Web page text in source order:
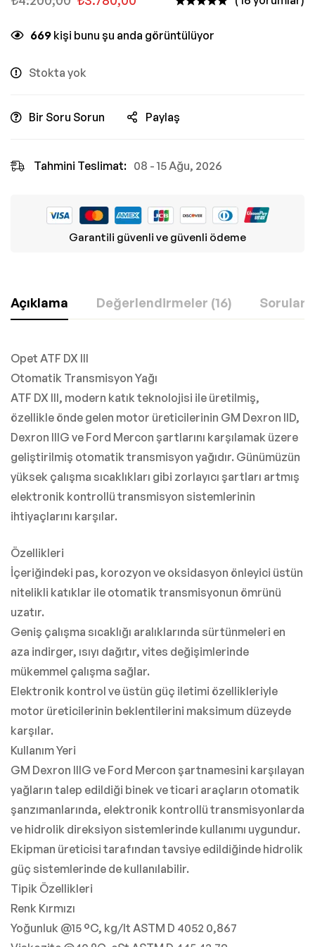
669 kişi bunu şu anda görüntülüyor
Stokta yok
Bir Soru Sorun Paylaş
Tahmini Teslimat: 08 - 15 Ağu, 2026
Garantili güvenli ve güvenli ödeme
Açıklama Değerlendirmeler (16) Sorular
Opet ATF DX III
Otomatik Transmisyon Yağı
ATF DX III, modern katık teknolojisi ile üretilmiş,
özellikle önde gelen motor üreticilerinin GM Dexron IID,
Dexron IIIG ve Ford Mercon şartlarını karşılamak üzere
geliştirilmiş otomatik transmisyon yağıdır. Günümüzün
yüksek çalışma sıcaklıkları gibi zorlayıcı şartları artmış
elektronik kontrollü transmisyon sistemlerinin
ihtiyaçlarını karşılar.
Özellikleri
İçeriğindeki pas, korozyon ve oksidasyon önleyici üstün
nitelikli katıklar ile otomatik transmisyonun ömrünü
uzatır.
Geniş çalışma sıcaklığı aralıklarında sürtünmeleri en
aza indirger, ısıyı dağıtır, vites değişimlerinde
mükemmel çalışma sağlar.
Elektronik kontrol ve üstün güç iletimi özellikleriyle
motor üreticilerinin beklentilerini maksimum düzeyde
karşılar.
Kullanım Yeri
GM Dexron IIIG ve Ford Mercon şartnamesini karşılayan
yağların talep edildiği binek ve ticari araçların otomatik
şanzımanlarında, elektronik kontrollü transmisyonlarda
ve hidrolik direksiyon sistemlerinde kullanımı uygundur.
Ekipman üreticisi tarafından tavsiye edildiğinde hidrolik
güç sistemlerinde de kullanılabilir.
Tipik Özellikleri
Renk Kırmızı
Yoğunluk @15 °C, kg/lt ASTM D 4052 0,867